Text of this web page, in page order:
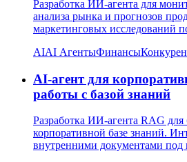
Разработка ИИ-агента для
анализа рынка и прогнозов
маркетинговых исследований
AIAI АгентыФинансы
AI-агент для
работы с базой знаний
Разработка ИИ-агента RAG
корпоративной базе знаний.
внутренними документами под